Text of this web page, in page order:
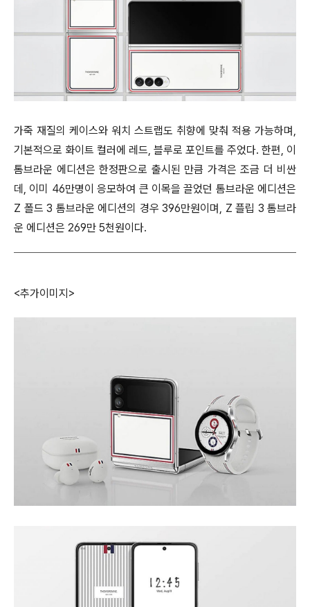
가죽 재질의 케이스와 워치 스트랩도 취향에 맞춰 적용 가능하며,
기본적으로 화이트 컬러에 레드, 블루로 포인트를 주었다. 한편, 이
톰브라운 에디션은 한정판으로 출시된 만큼 가격은 조금 더 비싼
데, 이미 46만명이 응모하여 큰 이목을 끌었던 톰브라운 에디션은
Z 폴드 3 톰브라운 에디션의 경우 396만원이며, Z 플립 3 톰브라
운 에디션은 269만 5천원이다.
<추가이미지>